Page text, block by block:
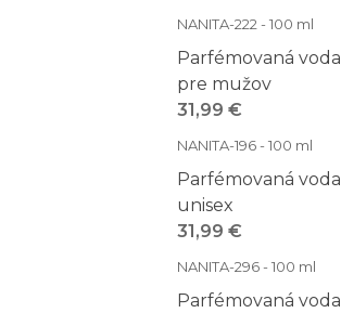
NANITA-222 - 100 ml
Parfémovaná voda
pre mužov
31,99 €
NANITA-196 - 100 ml
Parfémovaná voda
unisex
31,99 €
NANITA-296 - 100 ml
Parfémovaná voda